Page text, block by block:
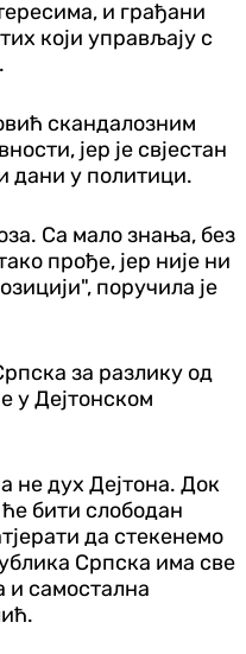
и грађани
који управљају с
скандалозним
јер је свјестан
дани у политици.
Са мало знања, без
прође, јер није ни
поручила је
за разлику од
у Дејтонском
не дух Дејтона. Док
бити слободан
да стекенемо
Српска има све
и самостална